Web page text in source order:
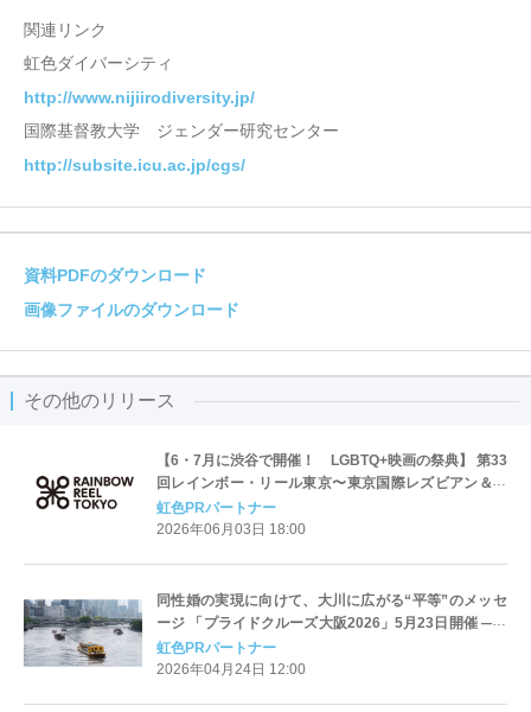
関連リンク
虹色ダイバーシティ
http://www.nijiirodiversity.jp/
国際基督教大学 ジェンダー研究センター
http://subsite.icu.ac.jp/cgs/
資料PDFのダウンロード
画像ファイルのダウンロード
その他のリリース
【6・7月に渋谷で開催！ LGBTQ+映画の祭典】 第33
回レインボー・リール東京〜東京国際レズビアン＆ゲ
イ映画祭〜 2会場で全8作品の上映が決定！
虹色PRパートナー
2026年06月03日 18:00
同性婚の実現に向けて、大川に広がる“平等”のメッセ
ージ 「プライドクルーズ大阪2026」5月23日開催 ― 5
周年のテーマは “Equality Now!（平等ナウ！）” ―
虹色PRパートナー
2026年04月24日 12:00